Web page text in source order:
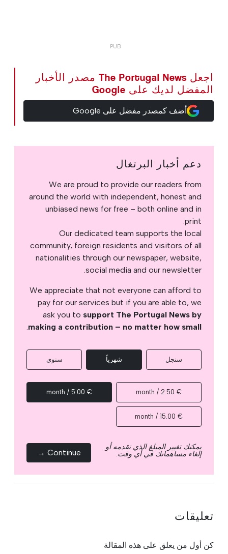
اجعل The Portugal News مصدر الأخبار
المفضل لديك على Google
أضف كمصدر مفضل على Google
دعم أخبار البرتغال
We are proud to provide our readers from
around the world with independent, honest and
unbiased news for free – both online and in
print.
Our dedicated team supports the local
community, foreign residents and visitors of all
nationalities through our newspaper, website,
social media and our newsletter.
We appreciate that not everyone can afford to
pay for our services but if you are able to, we
ask you to support The Portugal News by
making a contribution – no matter how small
.
سنجل شهرياً سنوي
€ 2.50 / month
€ 5.00 / month
€ 15.00 / month
يمكنك تغيير المبلغ الذي تقدمه أو
إلغاء مساهماتك في أي وقت. Continue →
تعليقات
كن أول من يعلق على هذه المقالة